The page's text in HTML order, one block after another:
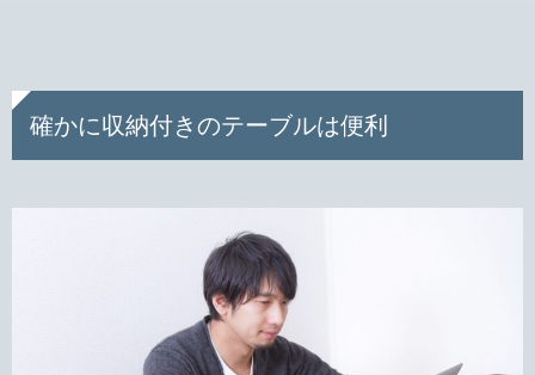
確かに収納付きのテーブルは便利